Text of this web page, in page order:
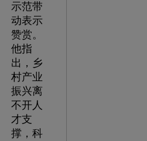
示范带
动表示
赞赏。
他指
出，乡
村产业
振兴离
不开人
才支
撑，科